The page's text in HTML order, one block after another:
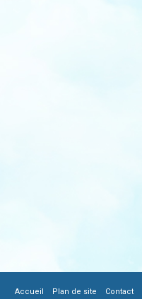
Accueil Plan de site Contact|